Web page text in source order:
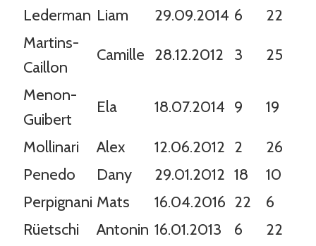
Lederman Liam 29.09.2014 6
22
Martins-
Caillon
Camille 28.12.2012 3 25
Menon-
Guibert
Ela 18.07.2014 9 19
Mollinari Alex 12.06.2012 2
26
Penedo
Dany 29.01.2012 18
10
Perpignani Mats 16.04.2016 22
6
Rüetschi
Antonin 16.01.2013 6
22